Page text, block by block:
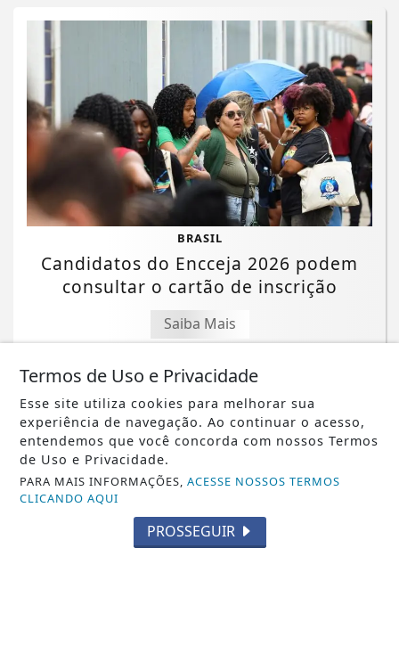
BRASIL
Candidatos do Encceja 2026 podem
consultar o cartão de inscrição
Saiba Mais
NOTICIA EM DESTAQUE
Evento em Alphaville trata YouTube
como ativo de negócio
Saiba Mais
Termos de Uso e Privacidade
Esse site utiliza cookies para melhorar sua
experiência de navegação. Ao continuar o acesso,
entendemos que você concorda com nossos Termos
de Uso e Privacidade.
PARA MAIS INFORMAÇÕES,ACESSE NOSSOS TERMOS
CLICANDO AQUI
PROSSEGUIR